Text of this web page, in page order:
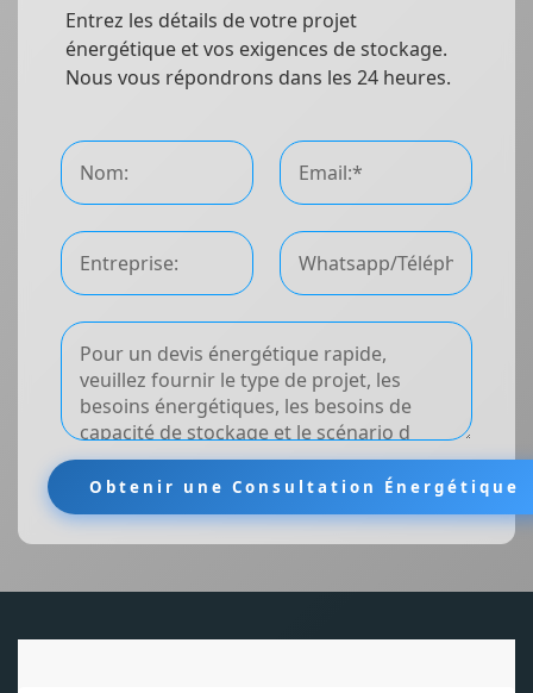
Entrez les détails de votre projet
énergétique et vos exigences de stockage.
Nous vous répondrons dans les 24 heures.